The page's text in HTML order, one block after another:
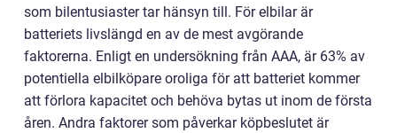
som bilentusiaster tar hänsyn till. För elbilar är
batteriets livslängd en av de mest avgörande
faktorerna. Enligt en undersökning från AAA, är 63% av
potentiella elbilköpare oroliga för att batteriet kommer
att förlora kapacitet och behöva bytas ut inom de första
åren. Andra faktorer som påverkar köpbeslutet är